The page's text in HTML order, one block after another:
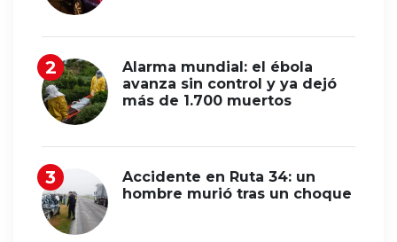
Alarma mundial: el ébola
avanza sin control y ya dejó
más de 1.700 muertos
Accidente en Ruta 34: un
hombre murió tras un choque